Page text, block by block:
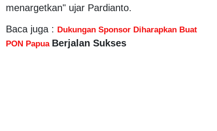
menargetkan" ujar Pardianto.
Baca juga : Dukungan Sponsor Diharapkan Buat
PON Papua Berjalan Sukses